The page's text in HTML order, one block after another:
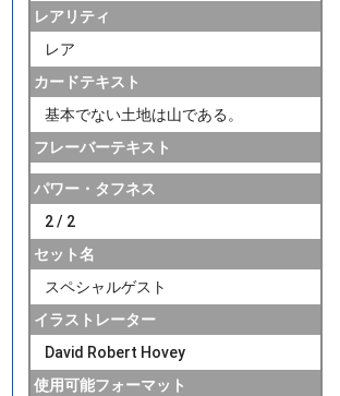
レアリティ
レア
カードテキスト
基本でない土地は山である。
フレーバーテキスト
パワー・タフネス
2 / 2
セット名
スペシャルゲスト
イラストレーター
David Robert Hovey
使用可能フォーマット